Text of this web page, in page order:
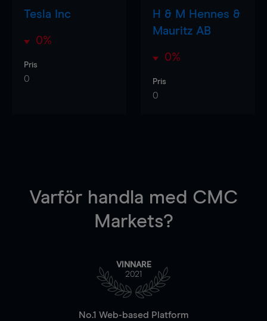
Tesla Inc
0%
Pris
0
H & M Hennes &
Mauritz AB
0%
Pris
0
Varför handla med CMC
Markets?
VINNARE
2021
No.1 Web-based Platform